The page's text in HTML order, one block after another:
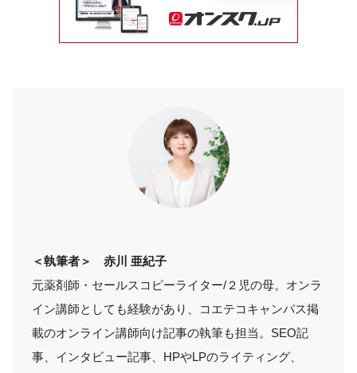
＜執筆者＞
赤川 亜紀子
元薬剤師・セールスコピーライター/２児の母。オンラ
イン講師としても経験があり、コエテコキャンパス掲
載のオンライン講師向け記事の執筆も担当。SEO記
事、インタビュー記事、HPやLPのライティング、